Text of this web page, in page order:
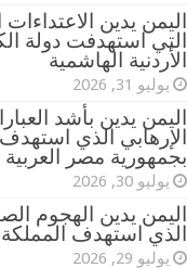
اليمن يدين الاعتداءات
التي استهدفت دولة
الأردنية الهاشمية
يوليو 31, 2026
اليمن يدين بأشد
الإرهابي الذي
بجمهورية مصر العربية
يوليو 30, 2026
اليمن يدين الهجوم
الذي استهدف المملكة
يوليو 29, 2026